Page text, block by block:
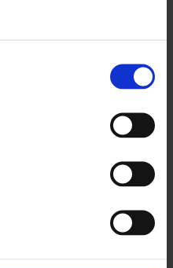
2025 (incluant le rapport